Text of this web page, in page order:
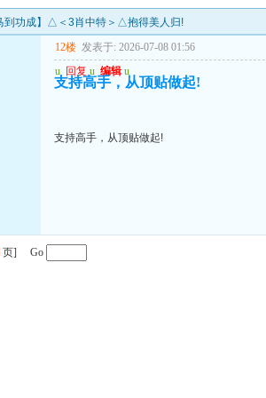
到功成】△＜3肖中特＞△抱得美人归!
12楼 发表于: 2026-07-08 01:56
u 回复 u 编辑 u
支持高手，从顶贴做起!
支持高手，从顶贴做起!
页] Go